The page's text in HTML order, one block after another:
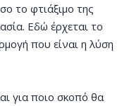
το φτιάξιμο της
Εδώ έρχεται το
που είναι η λύση
για ποιο σκοπό θα